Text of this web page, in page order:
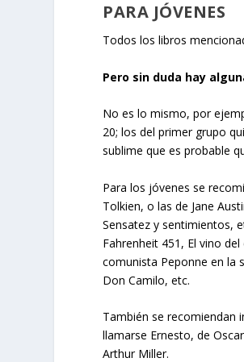
PARA JÓVENES
Todos los libros
Pero sin duda hay
No es lo mismo, por
20; los del primer grupo
sublime que es probable
Para los jóvenes se
Tolkien, o las de Jane
Sensatez y sentimientos,
Fahrenheit 451, El vino
comunista Peponne en la
Don Camilo, etc.
También se recomiendan
llamarse Ernesto, de
Arthur Miller.